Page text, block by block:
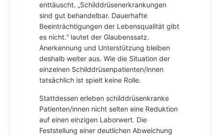
enttäuscht. „Schilddrüsenerkrankungen
sind gut behandelbar. Dauerhafte
Beeinträchtigungen der Lebensqualität gibt
es nicht.“ lautet der Glaubenssatz.
Anerkennung und Unterstützung bleiben
deshalb weiter aus. Wie die Situation der
einzelnen Schilddrüsenpatienten/innen
tatsächlich ist spielt keine Rolle.
Stattdessen erleben schilddrüsenkranke
Patienten/innen nicht selten eine Reduktion
auf einen einzigen Laborwert. Die
Feststellung einer deutlichen Abweichung